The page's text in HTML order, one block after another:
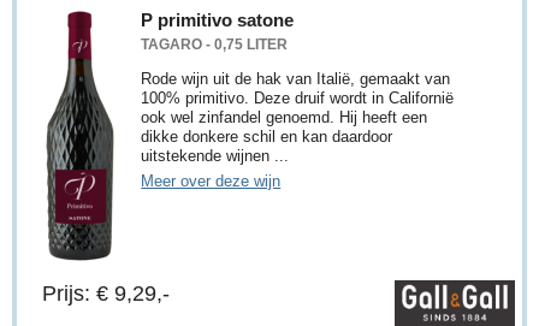
P primitivo satone
TAGARO - 0,75 LITER
Rode wijn uit de hak van Italië, gemaakt van
100% primitivo. Deze druif wordt in Californië
ook wel zinfandel genoemd. Hij heeft een
dikke donkere schil en kan daardoor
uitstekende wijnen ...
Meer over deze wijn
Prijs: € 9,29,-